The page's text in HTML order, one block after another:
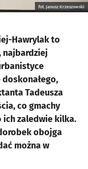
fot. Janusz Krzeszowski
Hawrylak to
najbardziej
doskonałego,
Tadeusza
co gmachy
ich zaledwie kilka.
obojga
można w